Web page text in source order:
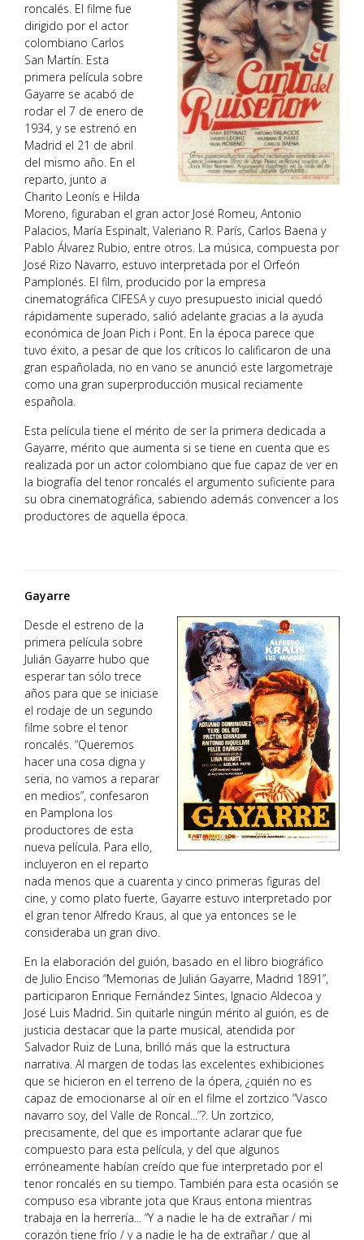
roncalés. El filme fue
dirigido por el actor
colombiano Carlos
San Martín. Esta
primera película sobre
Gayarre se acabó de
rodar el 7 de enero de
1934, y se estrenó en
Madrid el 21 de abril
del mismo año. En el
reparto, junto a
Charito Leonís e Hilda
Moreno, figuraban el gran actor José Romeu, Antonio
Palacios, María Espinalt, Valeriano R. París, Carlos Baena y
Pablo Álvarez Rubio, entre otros. La música, compuesta por
José Rizo Navarro, estuvo interpretada por el Orfeón
Pamplonés. El film, producido por la empresa
cinematográfica CIFESA y cuyo presupuesto inicial quedó
rápidamente superado, salió adelante gracias a la ayuda
económica de Joan Pich i Pont. En la época parece que
tuvo éxito, a pesar de que los críticos lo calificaron de una
gran españolada, no en vano se anunció este largometraje
como una gran superproducción musical reciamente
española.
Esta película tiene el mérito de ser la primera dedicada a
Gayarre, mérito que aumenta si se tiene en cuenta que es
realizada por un actor colombiano que fue capaz de ver en
la biografía del tenor roncalés el argumento suficiente para
su obra cinematográfica, sabiendo además convencer a los
productores de aquella época.
Gayarre
Desde el estreno de la
primera película sobre
Julián Gayarre hubo que
esperar tan sólo trece
años para que se iniciase
el rodaje de un segundo
filme sobre el tenor
roncalés. “Queremos
hacer una cosa digna y
seria, no vamos a reparar
en medios”, confesaron
en Pamplona los
productores de esta
nueva película. Para ello,
incluyeron en el reparto
nada menos que a cuarenta y cinco primeras figuras del
cine, y como plato fuerte, Gayarre estuvo interpretado por
el gran tenor Alfredo Kraus, al que ya entonces se le
consideraba un gran divo.
En la elaboración del guión, basado en el libro biográfico
de Julio Enciso “Memorias de Julián Gayarre, Madrid 1891”,
participaron Enrique Fernández Sintes, Ignacio Aldecoa y
José Luis Madrid. Sin quitarle ningún mérito al guión, es de
justicia destacar que la parte musical, atendida por
Salvador Ruiz de Luna, brilló más que la estructura
narrativa. Al margen de todas las excelentes exhibiciones
que se hicieron en el terreno de la ópera, ¿quién no es
capaz de emocionarse al oír en el filme el zortzico “Vasco
navarro soy, del Valle de Roncal...”?. Un zortzico,
precisamente, del que es importante aclarar que fue
compuesto para esta película, y del que algunos
erróneamente habían creído que fue interpretado por el
tenor roncalés en su tiempo. También para esta ocasión se
compuso esa vibrante jota que Kraus entona mientras
trabaja en la herrería... “Y a nadie le ha de extrañar / mi
corazón tiene frío / y a nadie le ha de extrañar / que al